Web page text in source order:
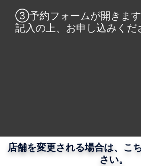
③予約フォームが開きます
記入の上、お申し込みくだ
店舗を変更される場合は、こ
さい。